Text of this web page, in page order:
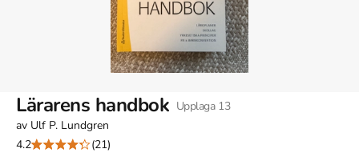
Lärarens handbok Upplaga 13
av Ulf P. Lundgren
4.2
(21)